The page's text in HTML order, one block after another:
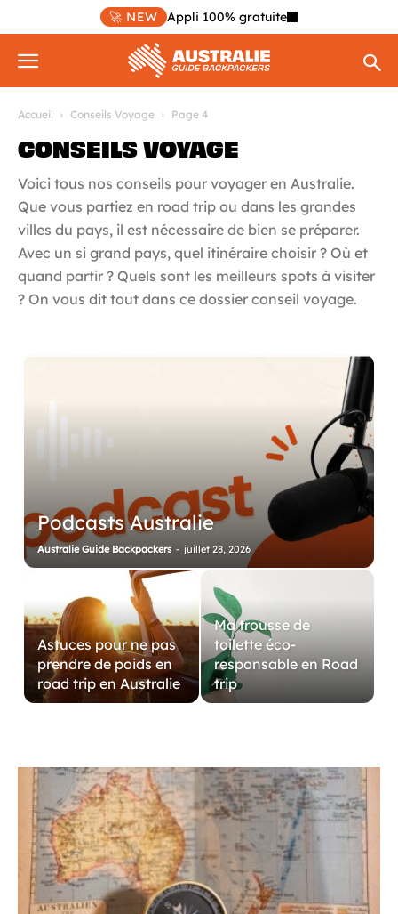
🚀 NEW Appli 100% gratuite
Accueil Conseils Voyage Page 4
CONSEILS VOYAGE
Voici tous nos conseils pour voyager en Australie.
Que vous partiez en road trip ou dans les grandes
villes du pays, il est nécessaire de bien se préparer.
Avec un si grand pays, quel itinéraire choisir ? Où et
quand partir ? Quels sont les meilleurs spots à visiter
? On vous dit tout dans ce dossier conseil voyage.
Podcasts Australie
Australie Guide Backpackers - juillet 28, 2026
Astuces pour ne pas
prendre de poids en
road trip en Australie
Ma trousse de
toilette éco-
responsable en Road
trip